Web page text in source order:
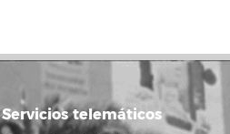
Servicios telemáticos